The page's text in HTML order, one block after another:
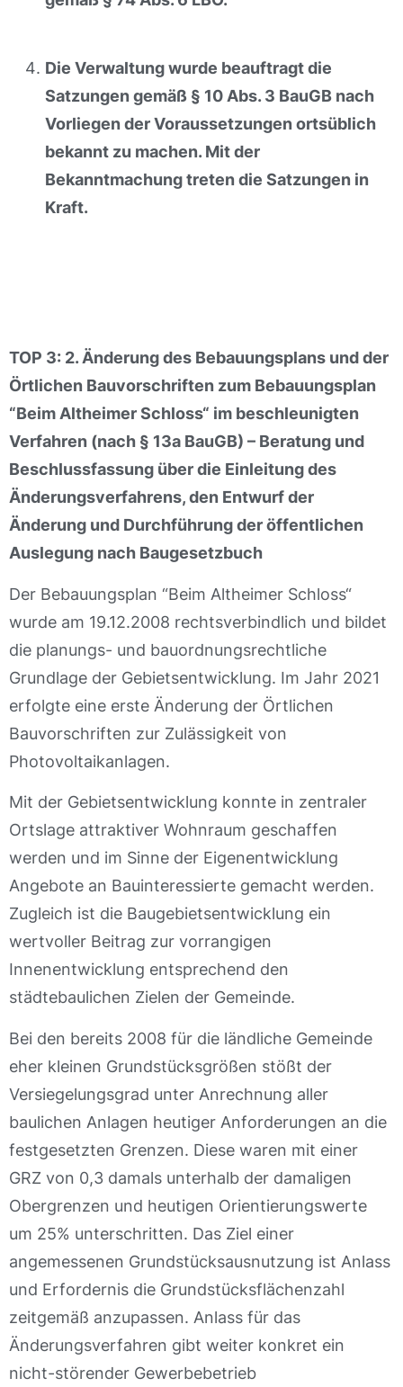
Die Verwaltung wurde beauftragt die
Satzungen gemäß § 10 Abs. 3 BauGB nach
Vorliegen der Voraussetzungen ortsüblich
bekannt zu machen. Mit der
Bekanntmachung treten die Satzungen in
Kraft.
TOP 3: 2. Änderung des Bebauungsplans und der
Örtlichen Bauvorschriften zum Bebauungsplan
“Beim Altheimer Schloss“ im beschleunigten
Verfahren (nach § 13a BauGB) – Beratung und
Beschlussfassung über die Einleitung des
Änderungsverfahrens, den Entwurf der
Änderung und Durchführung der öffentlichen
Auslegung nach Baugesetzbuch
Der Bebauungsplan “Beim Altheimer Schloss“
wurde am 19.12.2008 rechtsverbindlich und bildet
die planungs- und bauordnungsrechtliche
Grundlage der Gebietsentwicklung. Im Jahr 2021
erfolgte eine erste Änderung der Örtlichen
Bauvorschriften zur Zulässigkeit von
Photovoltaikanlagen.
Mit der Gebietsentwicklung konnte in zentraler
Ortslage attraktiver Wohnraum geschaffen
werden und im Sinne der Eigenentwicklung
Angebote an Bauinteressierte gemacht werden.
Zugleich ist die Baugebietsentwicklung ein
wertvoller Beitrag zur vorrangigen
Innenentwicklung entsprechend den
städtebaulichen Zielen der Gemeinde.
Bei den bereits 2008 für die ländliche Gemeinde
eher kleinen Grundstücksgrößen stößt der
Versiegelungsgrad unter Anrechnung aller
baulichen Anlagen heutiger Anforderungen an die
festgesetzten Grenzen. Diese waren mit einer
GRZ von 0,3 damals unterhalb der damaligen
Obergrenzen und heutigen Orientierungswerte
um 25% unterschritten. Das Ziel einer
angemessenen Grundstücksausnutzung ist Anlass
und Erfordernis die Grundstücksflächenzahl
zeitgemäß anzupassen. Anlass für das
Änderungsverfahren gibt weiter konkret ein
nicht-störender Gewerbebetrieb